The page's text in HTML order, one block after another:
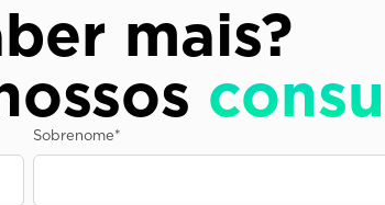
mais?
Sobrenome*